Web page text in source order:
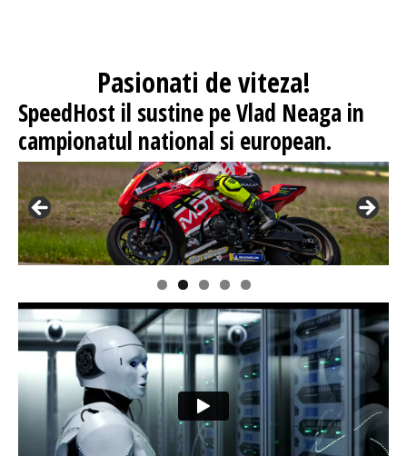
Pasionati de viteza!
SpeedHost il sustine pe Vlad Neaga in
campionatul national si european.